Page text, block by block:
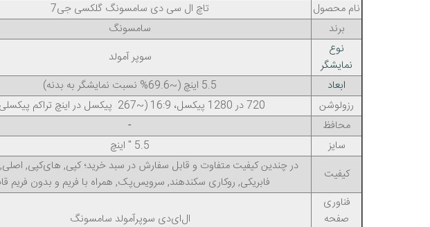
نام محصول
تاچ ال‌ سی‌ دی سامسونگ گلکسی جی7
برند
سامسونگ
نوع
نمایشگر
سوپر آمولد
ابعاد
5.5 اینچ (~69.6% نسبت نمایشگر به بدنه)
رزولوشن
720 در 1280 پیکسل، 16:9 (~267 پیکسل در اینچ تراکم پیکسلی)
محافظ
-
سایز
5.5 " اینچ
کیفیت
در چندین کیفیت متفاوت و قابل سفارش در سبد خرید؛ کپی, های‌کپی, اصلی,
فابریکی, روکاری سکند‌هند, سرویس‌پک, همراه با فریم و بدون فریم
فناوری
صفحه
ال‌ای‌دی سوپر‌آمولد سامسونگ